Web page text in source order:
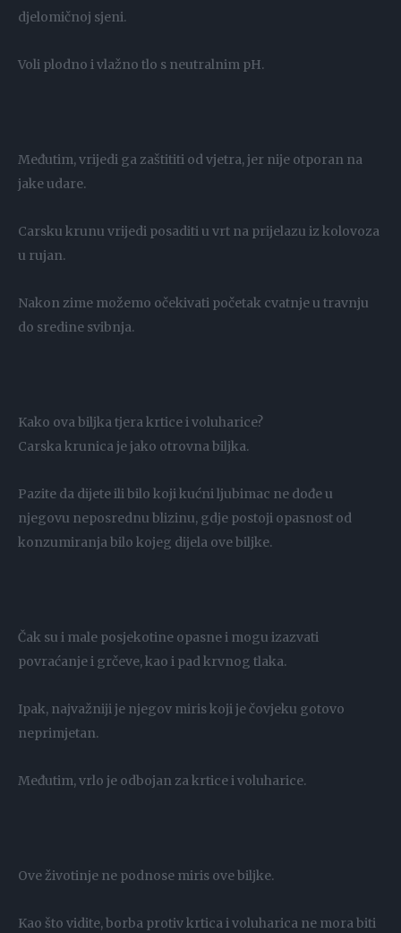
djelomičnoj sjeni.
Voli plodno i vlažno tlo s neutralnim pH.
Međutim, vrijedi ga zaštititi od vjetra, jer nije otporan na
jake udare.
Carsku krunu vrijedi posaditi u vrt na prijelazu iz kolovoza
u rujan.
Nakon zime možemo očekivati ​​početak cvatnje u travnju
do sredine svibnja.
Kako ova biljka tjera krtice i voluharice?
Carska krunica je jako otrovna biljka.
Pazite da dijete ili bilo koji kućni ljubimac ne dođe u
njegovu neposrednu blizinu, gdje postoji opasnost od
konzumiranja bilo kojeg dijela ove biljke.
Čak su i male posjekotine opasne i mogu izazvati
povraćanje i grčeve, kao i pad krvnog tlaka.
Ipak, najvažniji je njegov miris koji je čovjeku gotovo
neprimjetan.
Međutim, vrlo je odbojan za krtice i voluharice.
Ove životinje ne podnose miris ove biljke.
Kao što vidite, borba protiv krtica i voluharica ne mora biti